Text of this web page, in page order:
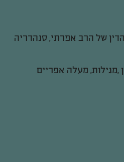
של הרב אפרתי, סנהדריה
מעלה אפריים